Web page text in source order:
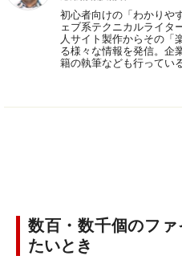
初心者向けの「わかりや
ェブ系テクニカルライタ
人サイト製作からその「
る様々な情報を発信。企
籍の執筆なども行っている
数百・数千個のフ
たいとき